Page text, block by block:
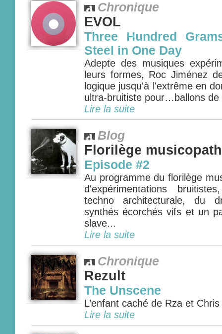
Chronique
EVOL
Three Hundred
Steel in One Day
Adepte des musiques
leurs formes, Roc Jiménez
logique jusqu'à l'extrême en
ultra-bruitiste pour…ballons de
Lire la suite
Blog
Florilège
Episode #2
Au programme du florilège
d'expérimentations
techno architecturale, du
synthés écorchés vifs et un
slave...
Lire la suite
Chronique
Rezult
The Unscene
L’enfant caché de Rza et
Lire la suite